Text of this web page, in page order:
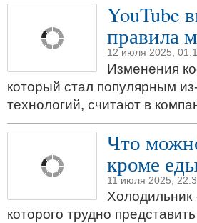
YouTube
правила
12 июля 2025,
Изменения
который стал популярным
технологий, считают в
Что
кроме
11 июля 2025,
которого трудно